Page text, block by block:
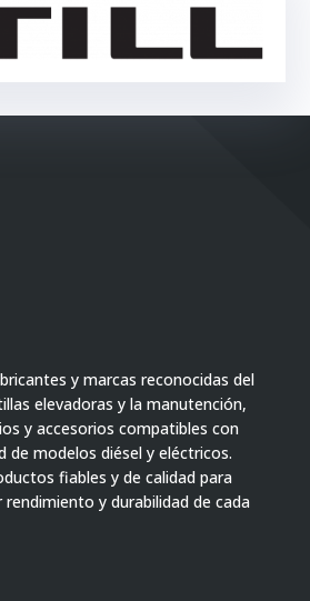
y marcas reconocidas del
elevadoras y la manutención,
y accesorios compatibles con
de modelos diésel y eléctricos.
fiables y de calidad para
y durabilidad de cada